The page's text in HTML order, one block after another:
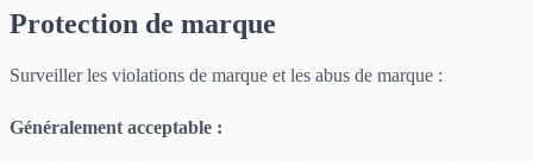
Protection de marque
Surveiller les violations de marque et les abus de marque :
Généralement acceptable :